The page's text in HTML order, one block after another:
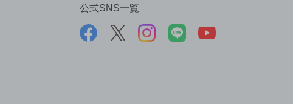
公式SNS一覧